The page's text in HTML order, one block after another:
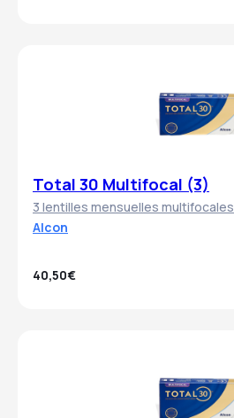
Total 30 Multifocal (3)
3 lentilles mensuelles multifocales
Alcon
40,50€